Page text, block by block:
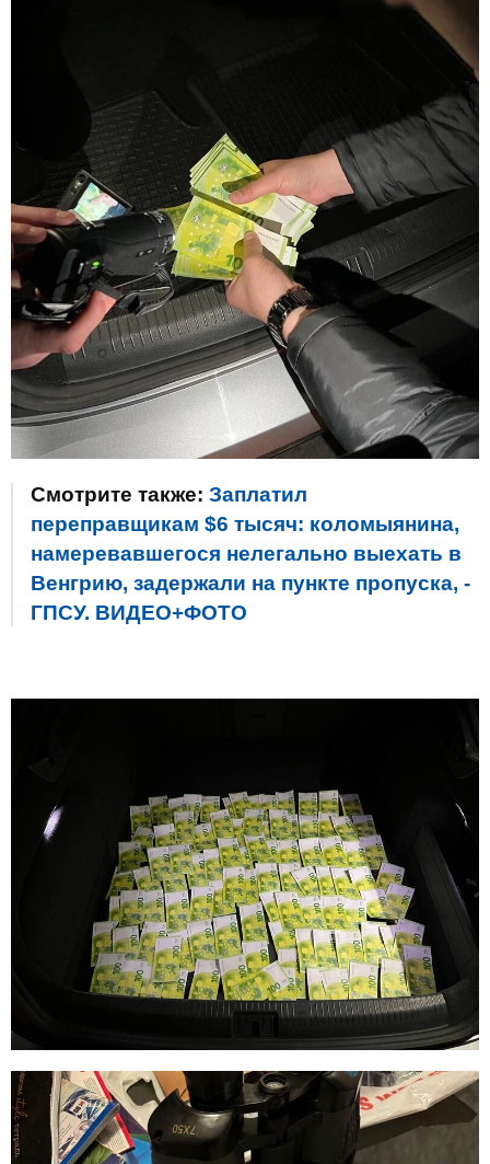
Смотрите также: Заплатил
переправщикам $6 тысяч: коломыянина,
намеревавшегося нелегально выехать в
Венгрию, задержали на пункте пропуска, -
ГПСУ. ВИДЕО+ФОТО